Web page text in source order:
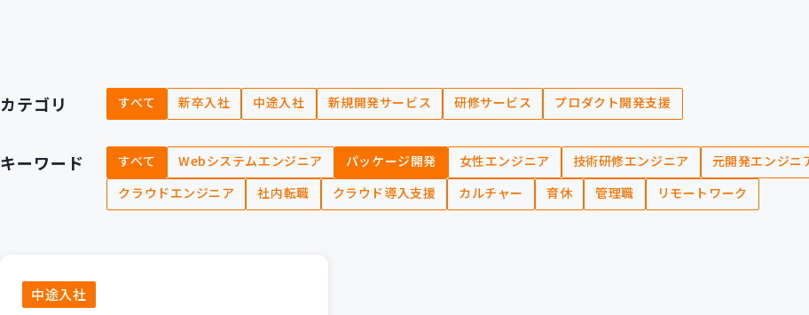
カテゴリ すべて 新卒入社 中途入社 新規開発サービス 研修サービス プロダクト開発支援
キーワード すべて Webシステムエンジニア パッケージ開発 女性エンジニア 技術研修エンジニア 元開発エンジニ
クラウドエンジニア
社内転職 クラウド導入支援 カルチャー 育休 管理職 リモートワーク
中途入社